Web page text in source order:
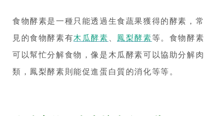
食物酵素是一種只能透過生食蔬果獲得的酵素，常
見的食物酵素有木瓜酵素 鳳梨酵素等。食物酵素
可以幫忙分解食物，像是木瓜酵素可以協助分解肉
類，鳳梨酵素則能促進蛋白質的消化等等。